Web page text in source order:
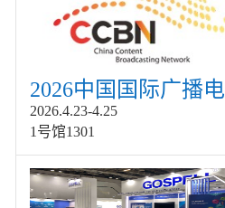
2026.4.23-4.25
1号馆1301